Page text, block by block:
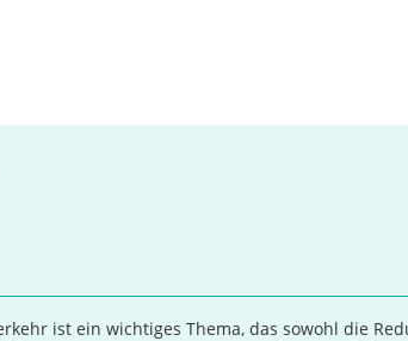
ist ein wichtiges Thema, das sowohl die